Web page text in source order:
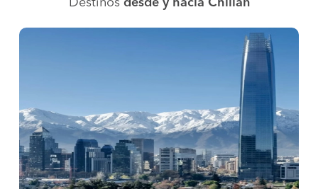
Destinos desde y hacia Chillán